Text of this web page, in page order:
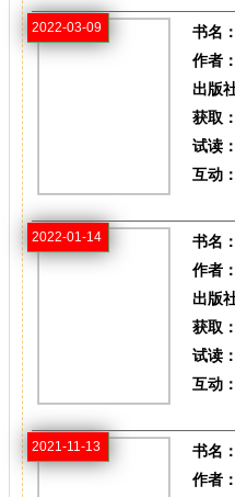
2022-03-09 书名：
作者：
出版
获取：
试读：
互动：
2022-01-14 书名：
作者：
出版
获取：
试读：
互动：
2021-11-13 书名：
作者：